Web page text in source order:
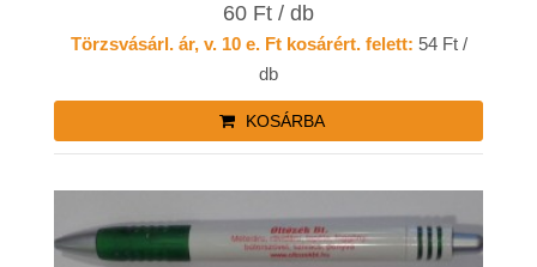
60 Ft / db
Törzsvásárl. ár, v. 10 e. Ft kosárért. felett: 54 Ft /
db
KOSÁRBA